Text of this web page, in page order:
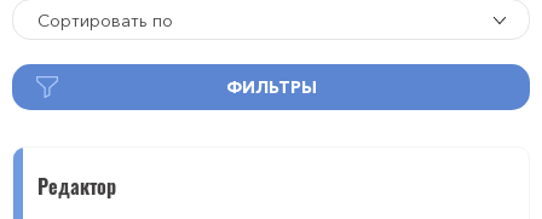
Сортировать по
ФИЛЬТРЫ
Редактор